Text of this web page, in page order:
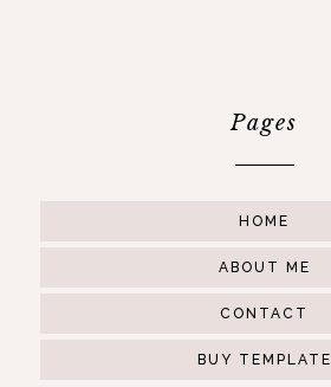
Pages
HOME
ABOUT ME
CONTACT
BUY TEMPLATE